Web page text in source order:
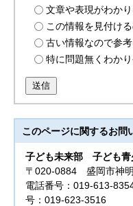
文章や表現がわか
この情報を見付け
古い情報なので参
特に問題無くわか
送信
このページに関するお問
子ども未来部子ども
〒020-0884 盛岡市神
電話番号：019-613-
号：019-623-3516